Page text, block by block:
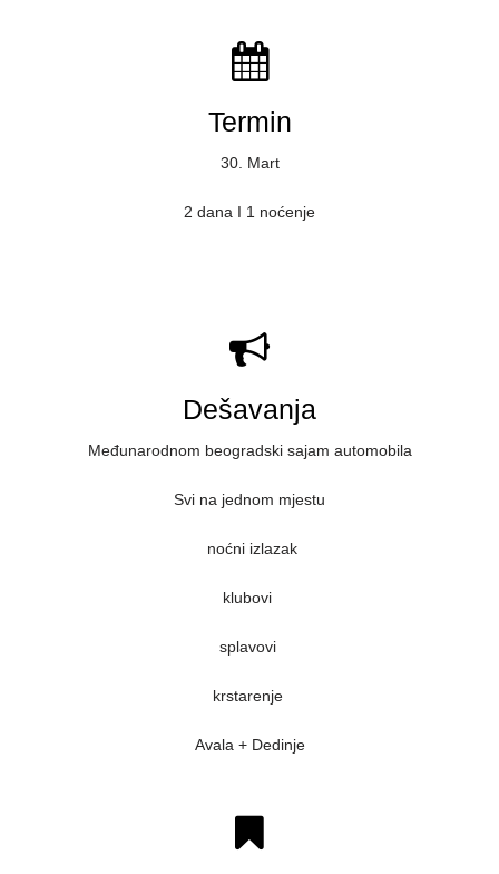
Termin
30. Mart
2 dana I 1 noćenje
Dešavanja
Međunarodnom beogradski sajam automobila
Svi na jednom mjestu
noćni izlazak
klubovi
splavovi
krstarenje
Avala + Dedinje